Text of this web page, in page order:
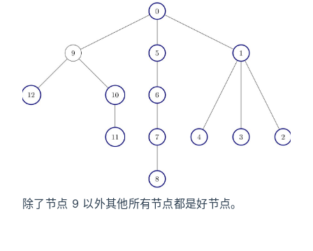
除了节点 9 以外其他所有节点都是好节点。